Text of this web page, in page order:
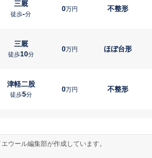
三厩
徒歩-分
0万円 不整形
三厩
徒歩10分
0万円 ほぼ台形
津軽二股
徒歩5分
0万円 不整形
徒歩12分
ウール編集部が作成しています。